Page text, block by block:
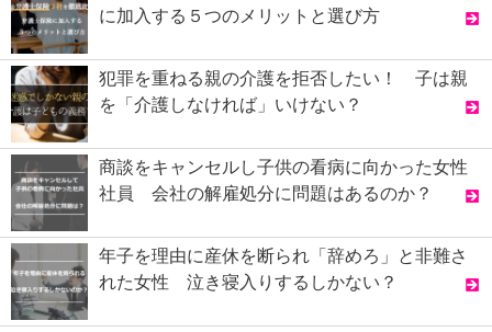
に加入する５つのメリットと選び方
犯罪を重ねる親の介護を拒否したい！ 子は親
を「介護しなければ」いけない？
商談をキャンセルし子供の看病に向かった女性
社員 会社の解雇処分に問題はあるのか？
年子を理由に産休を断られ「辞めろ」と非難さ
れた女性 泣き寝入りするしかない？